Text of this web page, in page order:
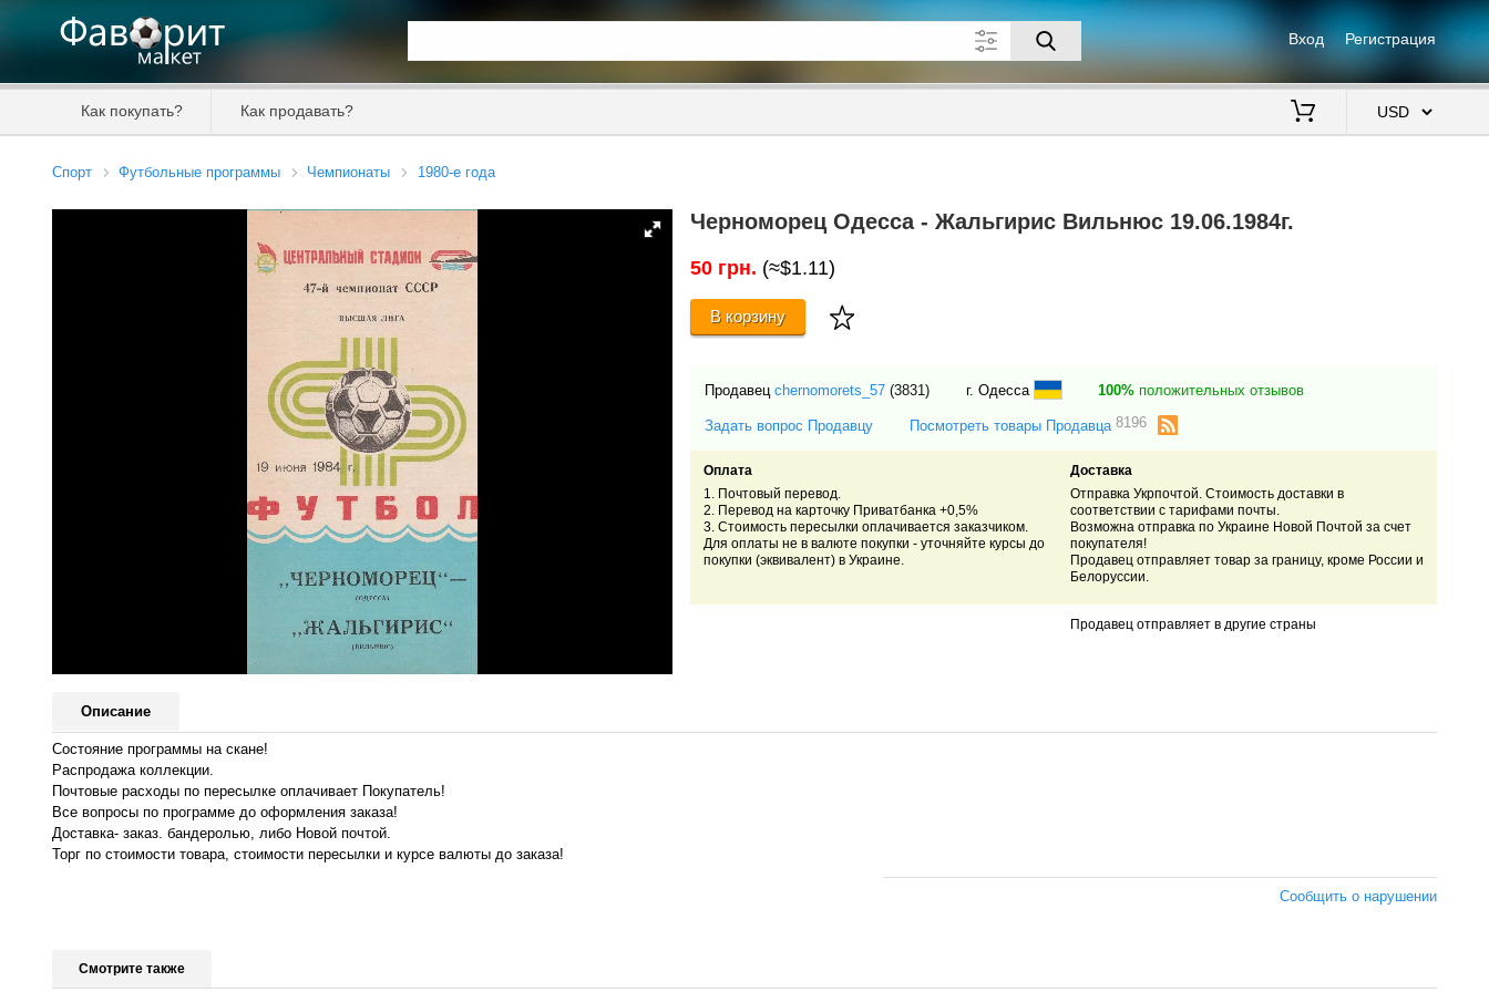
Вход Регистрация
Как покупать? Как продавать?
Спорт Футбольные программы Чемпионаты 1980-е года
Черноморец Одесса - Жальгирис Вильнюс 19.06.1984г.
50 грн. (≈$1.11)
В корзину
Продавец chernomorets_57 (3831) г. Одесса 100% положительных отзывов
Задать вопрос Продавцу Посмотреть товары Продавца 8196
Оплата
1. Почтовый перевод.
2. Перевод на карточку Приватбанка +0,5%
3. Стоимость пересылки оплачивается заказчиком.
Для оплаты не в валюте покупки - уточняйте курсы до
покупки (эквивалент) в Украине.
Доставка
Отправка Укрпочтой. Стоимость доставки в
соответствии с тарифами почты.
Возможна отправка по Украине Новой Почтой за счет
покупателя!
Продавец отправляет товар за границу, кроме России и
Белоруссии.
Продавец отправляет в другие страны
Описание
Состояние программы на скане!
Распродажа коллекции.
Почтовые расходы по пересылке оплачивает Покупатель!
Все вопросы по программе до оформления заказа!
Доставка- заказ. бандеролью, либо Новой почтой.
Торг по стоимости товара, стоимости пересылки и курсе валюты до заказа!
Сообщить о нарушении
Смотрите также